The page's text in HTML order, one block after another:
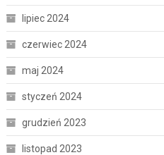
lipiec 2024
czerwiec 2024
maj 2024
styczeń 2024
grudzień 2023
listopad 2023